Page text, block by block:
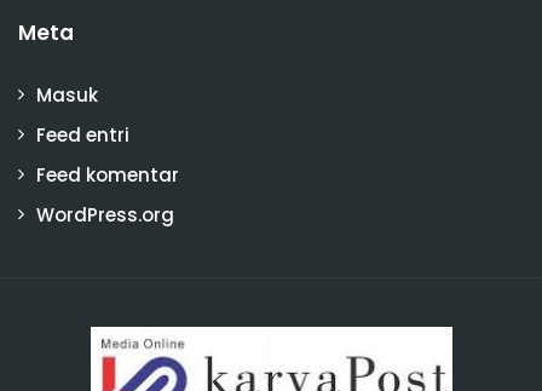
Meta
Masuk
Feed entri
Feed komentar
WordPress.org